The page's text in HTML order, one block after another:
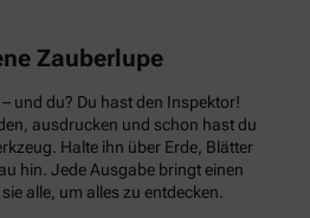
Zauberlupe
und du? Du hast den Inspektor!
ausdrucken und schon hast du
Halte ihn über Erde, Blätter
hin. Jede Ausgabe bringt einen
alle, um alles zu entdecken.